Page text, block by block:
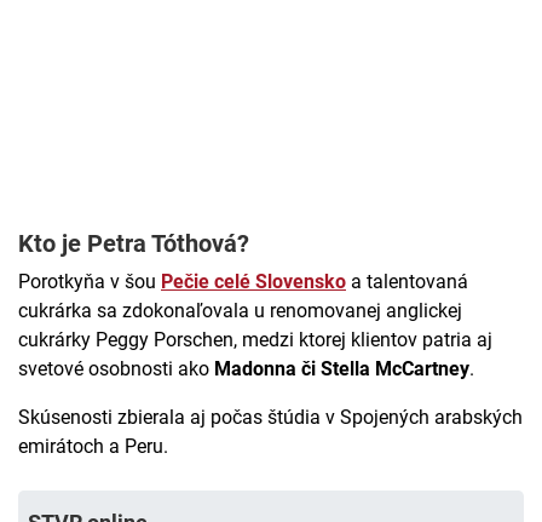
Kto je Petra Tóthová?
Porotkyňa v šou Pečie celé Slovensko a talentovaná
cukrárka sa zdokonaľovala u renomovanej anglickej
cukrárky Peggy Porschen, medzi ktorej klientov patria aj
svetové osobnosti ako Madonna či Stella McCartney.
Skúsenosti zbierala aj počas štúdia v Spojených arabských
emirátoch a Peru.